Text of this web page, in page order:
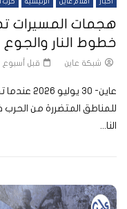
هجمات المسيرات
خطوط النار والجوع
شبكة عاين قبل أسبوع
عاين- 30
للمناطق المتضررة من
النا...